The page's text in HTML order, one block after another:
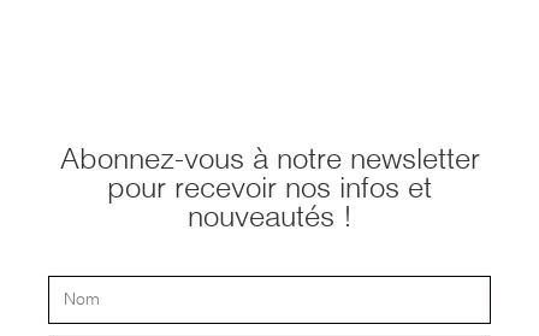
Abonnez-vous à notre newsletter
pour recevoir nos infos et
nouveautés !